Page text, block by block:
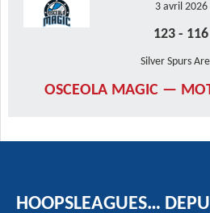
3 avril 2026
123 - 116
Silver Spurs
OSCEOLA MAGIC —
HOOPSLEAGUES…